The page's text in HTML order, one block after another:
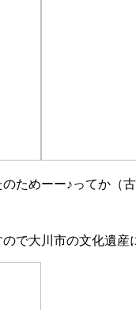
ためーー♪ってか（古
で大川市の文化遺産